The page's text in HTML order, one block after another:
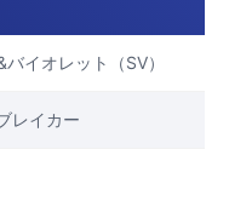
イオレット（SV）
レイカー